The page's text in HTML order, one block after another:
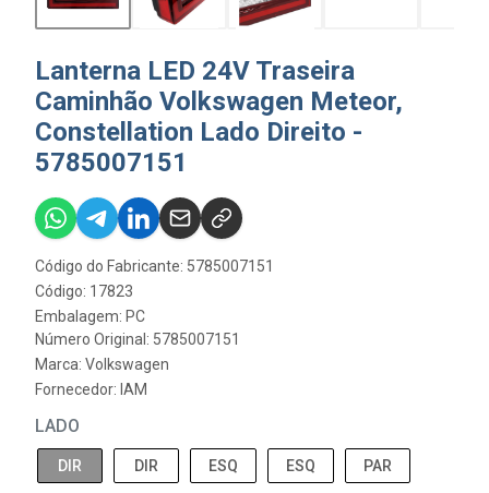
Lanterna LED 24V Traseira
Caminhão Volkswagen Meteor,
Constellation Lado Direito -
5785007151
Código do Fabricante: 5785007151
Código: 17823
Embalagem: PC
Número Original: 5785007151
Marca: Volkswagen
Fornecedor: IAM
LADO
DIR DIR ESQ ESQ PAR